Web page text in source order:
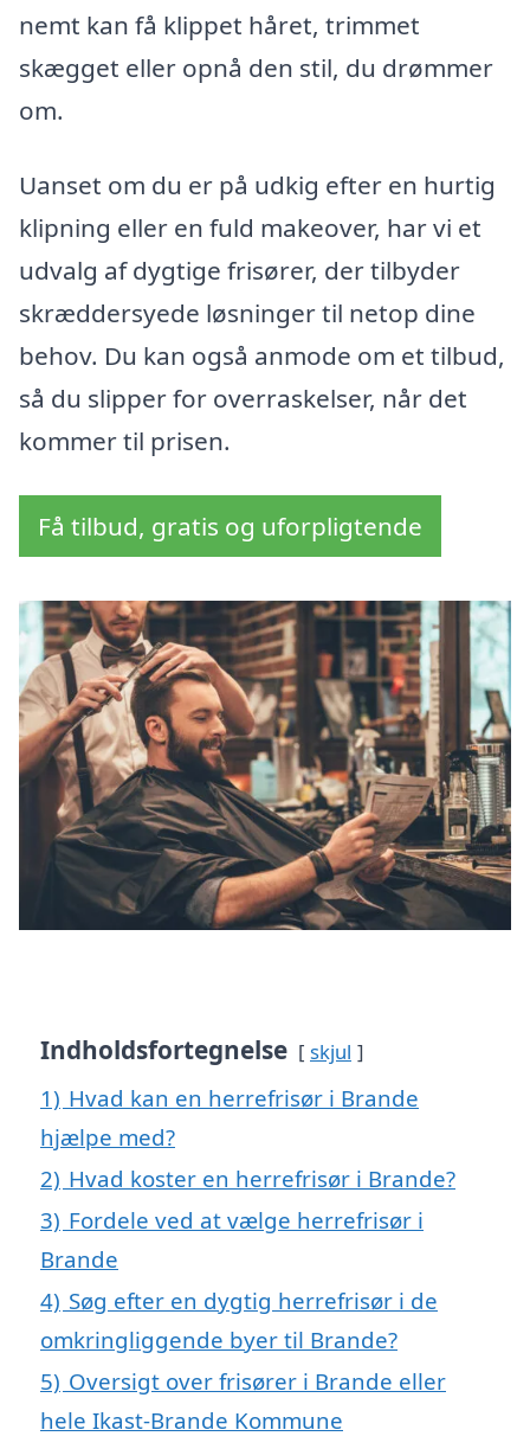
nemt kan få klippet håret, trimmet
skægget eller opnå den stil, du drømmer
om.
Uanset om du er på udkig efter en hurtig
klipning eller en fuld makeover, har vi et
udvalg af dygtige frisører, der tilbyder
skræddersyede løsninger til netop dine
behov. Du kan også anmode om et tilbud,
så du slipper for overraskelser, når det
kommer til prisen.
Få tilbud, gratis og uforpligtende
Indholdsfortegnelse skjul
1) Hvad kan en herrefrisør i Brande
hjælpe med?
2) Hvad koster en herrefrisør i Brande?
3) Fordele ved at vælge herrefrisør i
Brande
4) Søg efter en dygtig herrefrisør i de
omkringliggende byer til Brande?
5) Oversigt over frisører i Brande eller
hele Ikast-Brande Kommune